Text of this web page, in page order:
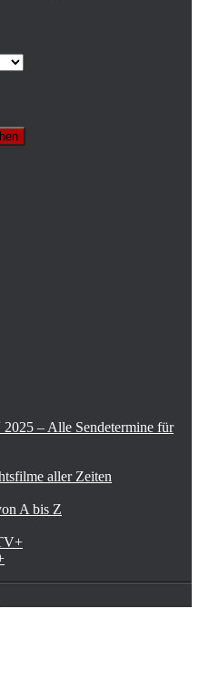
– Alle Sendetermine für
aller Zeiten
A bis Z